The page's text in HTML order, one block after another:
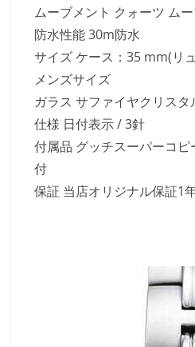
ムーブメント クォーツ ム
防水性能 30m防水
サイズ ケース：35 mm(リ
メンズサイズ
ガラス サファイヤクリスタ
仕様 日付表示 / 3針
付属品 グッチスーパーコ
付
保証 当店オリジナル保証1